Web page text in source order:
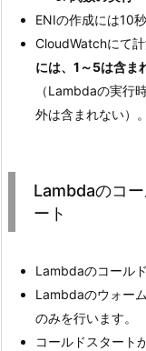
ENIの作成には10
CloudWatchにて
には、1～5は含ま
（Lambdaの実行
外は含まれない）。
Lambdaのコ
ート
Lambdaのコール
Lambdaのウォー
のみを行います。
コールドスタート